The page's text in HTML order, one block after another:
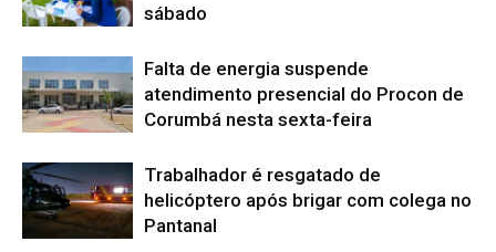
sábado
Falta de energia suspende
atendimento presencial do Procon de
Corumbá nesta sexta-feira
Trabalhador é resgatado de
helicóptero após brigar com colega no
Pantanal